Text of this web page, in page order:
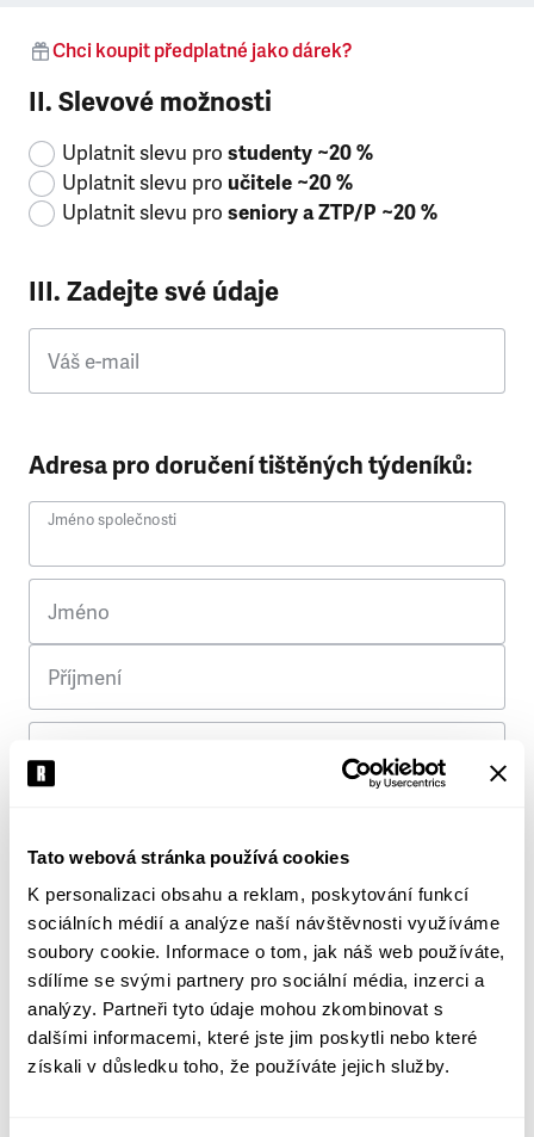
Tato webová stránka používá cookies
K personalizaci obsahu a reklam, poskytování funkcí
sociálních médií a analýze naší návštěvnosti využíváme
soubory cookie. Informace o tom, jak náš web používáte,
sdílíme se svými partnery pro sociální média, inzerci a
analýzy. Partneři tyto údaje mohou zkombinovat s
dalšími informacemi, které jste jim poskytli nebo které
získali v důsledku toho, že používáte jejich služby.
Chci koupit předplatné jako dárek?
II. Slevové možnosti
Uplatnit slevu pro studenty ~20 %
Uplatnit slevu pro učitele ~20 %
Uplatnit slevu pro seniory a ZTP/P ~20 %
III. Zadejte své údaje
Váš e-mail
Adresa pro doručení tištěných týdeníků:
Jméno společnosti
Jméno
Příjmení
Ulice
Město
PSČ
Stát